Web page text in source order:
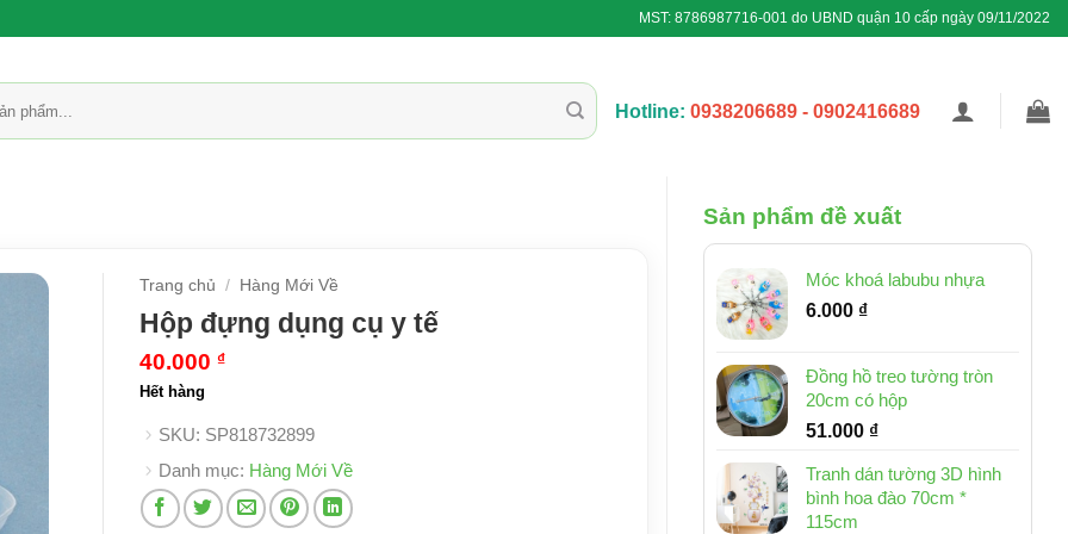
MST: 8786987716-001 do UBND quận 10 cấp ngày 09/11/2022
Hotline: 0938206689 - 0902416689
Sản phẩm đề xuất
Móc khoá labubu nhựa
6.000 ₫
Đồng hồ treo tường tròn
20cm có hộp
51.000 ₫
Tranh dán tường 3D hình
bình hoa đào 70cm *
115cm
Trang chủ / Hàng Mới Về
Hộp đựng dụng cụ y tế
40.000 ₫
Hết hàng
SKU: SP818732899
Danh mục: Hàng Mới Về